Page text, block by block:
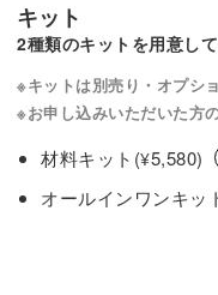
キット
2種類のキットを用意して
※キットは別売り・オプシ
※お申し込みいただいた方
材料キット(¥5,580)
オールインワンキッ